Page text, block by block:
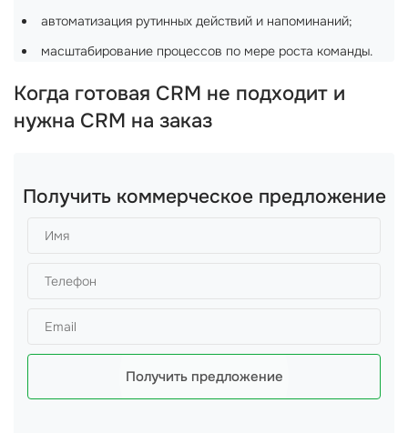
автоматизация рутинных действий и напоминаний;
масштабирование процессов по мере роста команды.
Когда готовая CRM не подходит и
нужна CRM на заказ
Получить коммерческое предложение
Получить предложение